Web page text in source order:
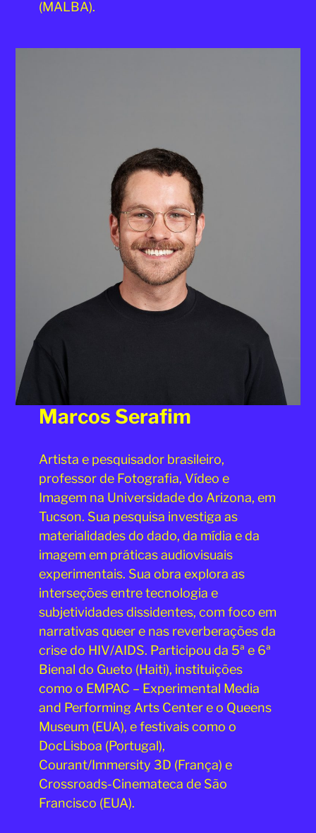
(MALBA).
Marcos Serafim
Artista e pesquisador brasileiro,
professor de Fotografia, Vídeo e
Imagem na Universidade do Arizona, em
Tucson. Sua pesquisa investiga as
materialidades do dado, da mídia e da
imagem em práticas audiovisuais
experimentais. Sua obra explora as
interseções entre tecnologia e
subjetividades dissidentes, com foco em
narrativas queer e nas reverberações da
crise do HIV/AIDS. Participou da 5ª e 6ª
Bienal do Gueto (Haiti), instituições
como o EMPAC – Experimental Media
and Performing Arts Center e o Queens
Museum (EUA), e festivais como o
DocLisboa (Portugal),
Courant/Immersity 3D (França) e
Crossroads-Cinemateca de São
Francisco (EUA).